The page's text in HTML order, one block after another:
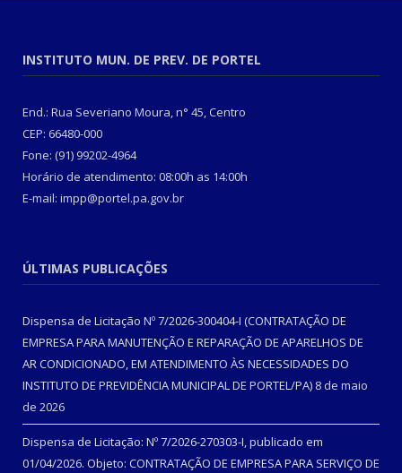
INSTITUTO MUN. DE PREV. DE PORTEL
End.: Rua Severiano Moura, n° 45, Centro
CEP: 66480-000
Fone: (91) 99202-4964
Horário de atendimento: 08:00h as 14:00h
E-mail: impp@portel.pa.gov.br
ÚLTIMAS PUBLICAÇÕES
Dispensa de Licitação Nº 7/2026-300404-I (CONTRATAÇÃO DE
EMPRESA PARA MANUTENÇÃO E REPARAÇÃO DE APARELHOS DE
AR CONDICIONADO, EM ATENDIMENTO ÀS NECESSIDADES DO
INSTITUTO DE PREVIDÊNCIA MUNICIPAL DE PORTEL/PA) 8 de maio
de 2026
Dispensa de Licitação: Nº 7/2026-270303-I, publicado em
01/04/2026. Objeto: CONTRATAÇÃO DE EMPRESA PARA SERVIÇO DE